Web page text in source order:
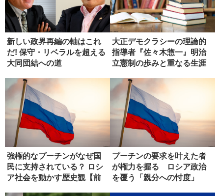
新しい政界再編の軸はこれ
だ! 保守・リベラルを超える
大同団結への道
大正デモクラシーの理論的
指導者『佐々木惣一』明治
立憲制の歩みと重なる生涯
強権的なプーチンがなぜ国
民に支持されている？ ロシ
ア社会を動かす歴史観【前
プーチンの要求を叶えた者
が権力を握る ロシア政治
を覆う「親分への忖度」